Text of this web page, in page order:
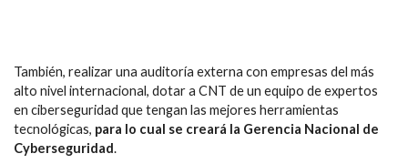
También, realizar una auditoría externa con empresas del más
alto nivel internacional, dotar a CNT de un equipo de expertos
en ciberseguridad que tengan las mejores herramientas
tecnológicas, para lo cual se creará la Gerencia Nacional de
Cyberseguridad.